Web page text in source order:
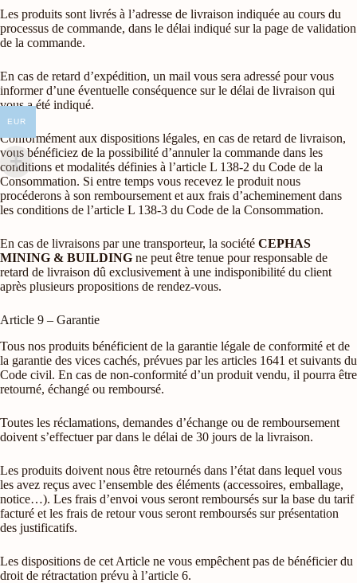
Les produits sont livrés à l’adresse de livraison indiquée au cours du
processus de commande, dans le délai indiqué sur la page de validation
de la commande.
En cas de retard d’expédition, un mail vous sera adressé pour vous
informer d’une éventuelle conséquence sur le délai de livraison qui
vous a été indiqué.
Conformément aux dispositions légales, en cas de retard de livraison,
vous bénéficiez de la possibilité d’annuler la commande dans les
conditions et modalités définies à l’article L 138-2 du Code de la
Consommation. Si entre temps vous recevez le produit nous
procéderons à son remboursement et aux frais d’acheminement dans
les conditions de l’article L 138-3 du Code de la Consommation.
En cas de livraisons par une transporteur, la société CEPHAS
MINING & BUILDING ne peut être tenue pour responsable de
retard de livraison dû exclusivement à une indisponibilité du client
après plusieurs propositions de rendez-vous.
Article 9 – Garantie
Tous nos produits bénéficient de la garantie légale de conformité et de
la garantie des vices cachés, prévues par les articles 1641 et suivants du
Code civil. En cas de non-conformité d’un produit vendu, il pourra être
retourné, échangé ou remboursé.
Toutes les réclamations, demandes d’échange ou de remboursement
doivent s’effectuer par dans le délai de 30 jours de la livraison.
Les produits doivent nous être retournés dans l’état dans lequel vous
les avez reçus avec l’ensemble des éléments (accessoires, emballage,
notice…). Les frais d’envoi vous seront remboursés sur la base du tarif
facturé et les frais de retour vous seront remboursés sur présentation
des justificatifs.
Les dispositions de cet Article ne vous empêchent pas de bénéficier du
droit de rétractation prévu à l’article 6.
EUR